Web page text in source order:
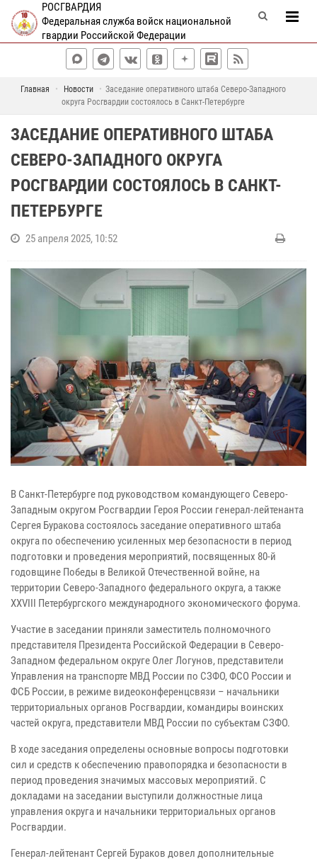
РОСГВАРДИЯ
Федеральная служба войск национальной
гвардии Российской Федерации
Главная Новости
Заседание оперативного штаба Северо-Западного
округа Росгвардии состоялось в Санкт-Петербурге
ЗАСЕДАНИЕ ОПЕРАТИВНОГО ШТАБА
СЕВЕРО-ЗАПАДНОГО ОКРУГА
РОСГВАРДИИ СОСТОЯЛОСЬ В САНКТ-
ПЕТЕРБУРГЕ
25 апреля 2025, 10:52
В Санкт-Петербурге под руководством командующего Северо-
Западным округом Росгвардии Героя России генерал-лейтенанта
Сергея Буракова состоялось заседание оперативного штаба
округа по обеспечению усиленных мер безопасности в период
подготовки и проведения мероприятий, посвященных 80-й
годовщине Победы в Великой Отечественной войне, на
территории Северо-Западного федерального округа, а также
ХХVIII Петербургского международного экономического форума.
Участие в заседании приняли заместитель полномочного
представителя Президента Российской Федерации в Северо-
Западном федеральном округе Олег Логунов, представители
Управления на транспорте МВД России по СЗФО, ФСО России и
ФСБ России, в режиме видеоконференцсвязи – начальники
территориальных органов Росгвардии, командиры воинских
частей округа, представители МВД России по субъектам СЗФО.
В ходе заседания определены основные вопросы подготовки
сил и средств к обеспечению правопорядка и безопасности в
период проведения значимых массовых мероприятий. С
докладами на заседании выступили должностные лица
управления округа и начальники территориальных органов
Росгвардии.
Генерал-лейтенант Сергей Бураков довел дополнительные